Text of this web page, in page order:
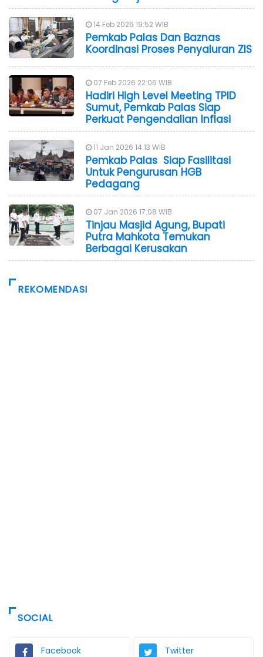
14 Feb 2026 19:52 WIB
Pemkab Palas Dan Baznas
Koordinasi Proses Penyaluran ZIS
07 Feb 2026 22:06 WIB
Hadiri High Level Meeting TPID
Sumut, Pemkab Palas Siap
Perkuat Pengendalian Inflasi
11 Jan 2026 14:13 WIB
Pemkab Palas Siap Fasilitasi
Untuk Pengurusan HGB
Pedagang
07 Jan 2026 17:08 WIB
Tinjau Masjid Agung, Bupati
Putra Mahkota Temukan
Berbagai Kerusakan
REKOMENDASI
SOCIAL
Facebook Twitter